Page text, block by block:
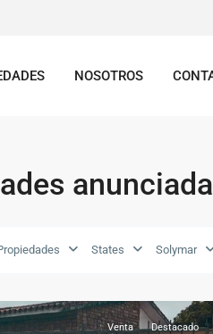
NOSOTROS
States Solymar
Venta Destacado